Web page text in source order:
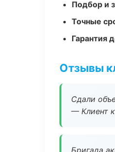
Подбор и
Точные
Гарантия
Отзывы
Сдали
— Клиент
Бригада